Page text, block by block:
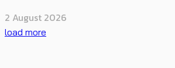
2 August 2026
load more